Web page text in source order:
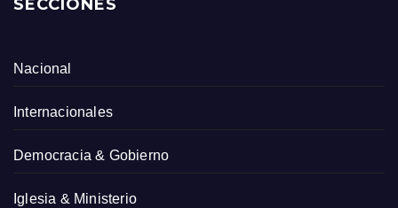
SECCIONES
Nacional
Internacionales
Democracia & Gobierno
Iglesia & Ministerio